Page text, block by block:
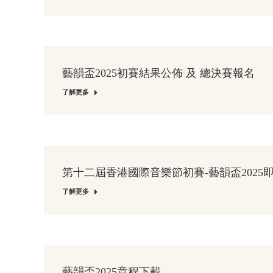
藝韻盃2025初賽結果公佈 及 總決賽報名
了解更多
第十二屆香港國際音樂節初賽-藝韻盃2025
了解更多